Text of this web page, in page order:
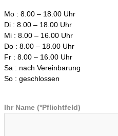
Mo : 8.00 – 18.00 Uhr
Di : 8.00 – 18.00 Uhr
Mi : 8.00 – 16.00 Uhr
Do : 8.00 – 18.00 Uhr
Fr : 8.00 – 16.00 Uhr
Sa : nach Vereinbarung
So : geschlossen
Ihr Name (*Pflichtfeld)